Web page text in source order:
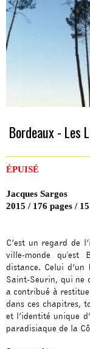
Bordeaux - Les
ÉPUISÉ
Jacques Sargos
2015 / 176 pages /
C’est un regard de
ville-monde qu'est
distance. Celui
Saint-Seurin, qui ne
a contribué à
dans ces chapitres,
et l’identité unique
paradisiaque de la